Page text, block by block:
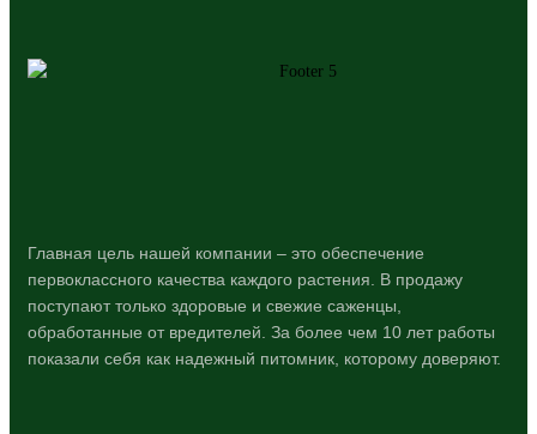
Главная цель нашей компании – это обеспечение
первоклассного качества каждого растения. В продажу
поступают только здоровые и свежие саженцы,
обработанные от вредителей. За более чем 10 лет работы
показали себя как надежный питомник, которому доверяют.